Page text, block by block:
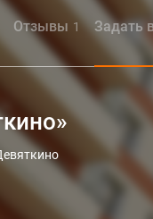
Отзывы 1 Задать